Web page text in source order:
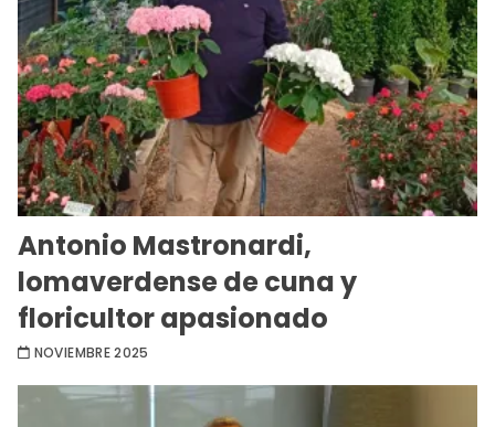
Antonio Mastronardi,
lomaverdense de cuna y
floricultor apasionado
NOVIEMBRE 2025